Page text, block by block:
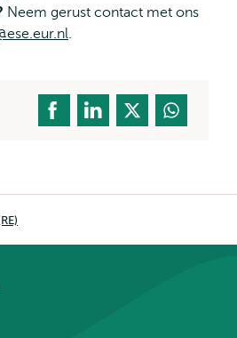
Neem gerust contact met ons
.